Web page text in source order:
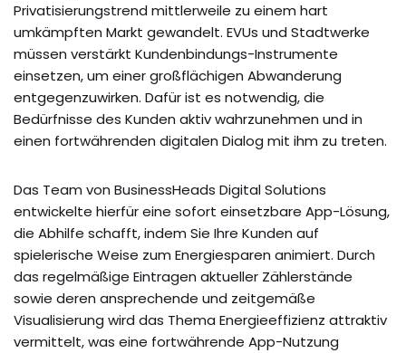
Privatisierungstrend mittlerweile zu einem hart
umkämpften Markt gewandelt. EVUs und Stadtwerke
müssen verstärkt Kundenbindungs-Instrumente
einsetzen, um einer großflächigen Abwanderung
entgegenzuwirken. Dafür ist es notwendig, die
Bedürfnisse des Kunden aktiv wahrzunehmen und in
einen fortwährenden digitalen Dialog mit ihm zu treten.
Das Team von BusinessHeads Digital Solutions
entwickelte hierfür eine sofort einsetzbare App-Lösung,
die Abhilfe schafft, indem Sie Ihre Kunden auf
spielerische Weise zum Energiesparen animiert. Durch
das regelmäßige Eintragen aktueller Zählerstände
sowie deren ansprechende und zeitgemäße
Visualisierung wird das Thema Energieeffizienz attraktiv
vermittelt, was eine fortwährende App-Nutzung